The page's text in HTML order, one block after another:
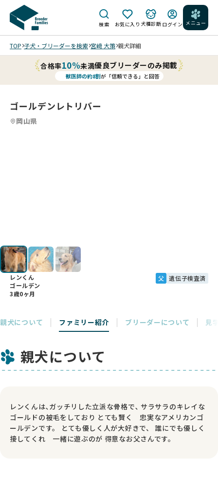
検索 お気に入り 犬種診断 ログイン メニュー
TOP 子犬・ブリーダーを検索 宮﨑 大策 親犬詳細
合格率10%未満優良ブリーダーのみ掲載
獣医師の約8割が「信頼できる」と回答
ゴールデンレトリバー
岡山県
レンくん
ゴールデン
3歳0ヶ月
父 遺伝子検査済
親犬について ファミリー紹介 ブリーダーについて 見
親犬について
レンくんは､ガッチリした立派な骨格で､ サラサラのキレイな
ゴールドの被毛をしており とても賢く 忠実なアメリカンゴ
ールデンです。 とても優しく人が大好きで、 誰にでも優しく
接してくれ 一緒に遊ぶのが 得意なお父さんです。